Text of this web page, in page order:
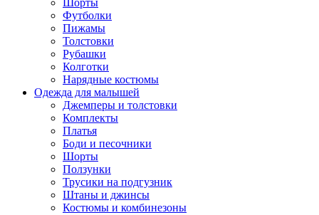
Шорты
Футболки
Пижамы
Толстовки
Рубашки
Колготки
Нарядные костюмы
Одежда для малышей
Джемперы и толстовки
Комплекты
Платья
Боди и песочники
Шорты
Ползунки
Трусики на подгузник
Штаны и джинсы
Костюмы и комбинезоны